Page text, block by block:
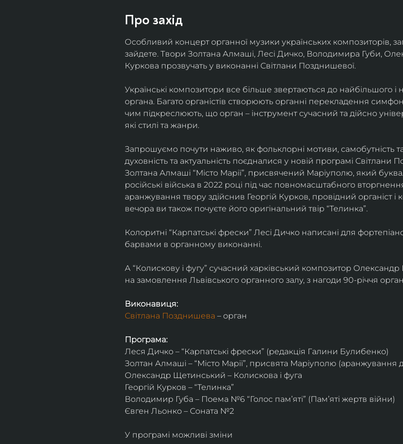
Про захід
Особливий концерт органної музики українських композиторів,
зайдете. Твори Золтана Алмаші, Лесі Дичко, Володимира Губи,
Куркова прозвучать у виконанні Світлани Позднишевої.
Українські композитори все більше звертаються до найбільшого і
органа. Багато органістів створюють органні перекладення
чим підкреслюють, що орган – інструмент сучасний та дійсно
які стилі та жанри.
Запрошуємо почути наживо, як фольклорні мотиви, самобутність та
духовність та актуальність поєдналися у новій програмі Світлани
Золтана Алмаші “Місто Марії”, присвячений Маріуполю, який
російські війська в 2022 році під час повномасштабного
аранжування твору здійснив Георгій Курков, провідний органіст і
вечора ви також почуєте його оригінальний твір “Телинка”.
Колоритні “Карпатські фрески” Лесі Дичко написані для
барвами в органному виконанні.
А “Колискову і фугу” сучасний харківський композитор
на замовлення Львівського органного залу, з нагоди 90-річчя
Виконавиця:
Світлана Позднишева – орган
Програма:
Леся Дичко – “Карпатські фрески” (редакція Галини Булибенко)
Золтан Алмаші – “Місто Марії”, присвята Маріуполю (аранжування
Олександр Щетинський – Колискова і фуга
Георгій Курков – “Телинка”
Володимир Губа – Поема №6 “Голос пам’яті” (Пам’яті жертв війни)
Євген Льонко – Соната №2
У програмі можливі зміни